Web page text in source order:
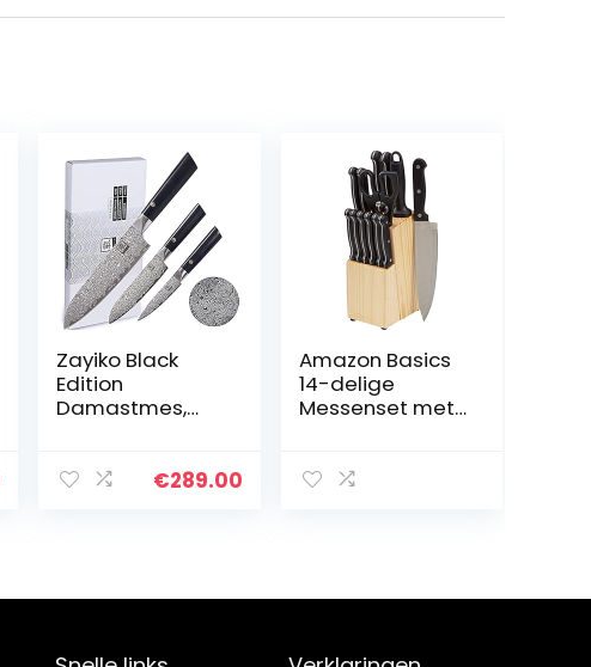
Zayiko Black
Edition
Damastmes,
pakka-handvat
damastkeuken
€289.00
Amazon Basics
14-delige
Messenset met